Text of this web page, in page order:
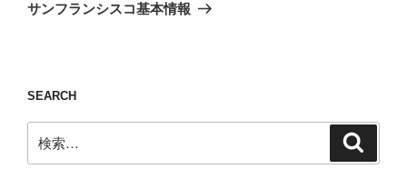
ン
サンフランシスコ基本情報
SEARCH
索: